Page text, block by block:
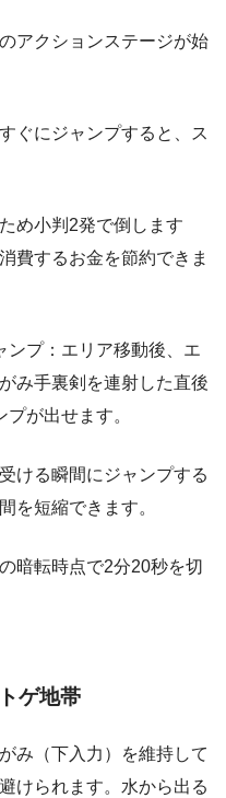
アクションステージが始
ぐにジャンプすると、ス
め小判2発で倒します
費するお金を節約できま
ンプ：エリア移動後、エ
み手裏剣を連射した直後
が出せます。
ける瞬間にジャンプする
を短縮できます。
暗転時点で2分20秒を切
ゲ地帯
み（下入力）を維持して
けられます。水から出る